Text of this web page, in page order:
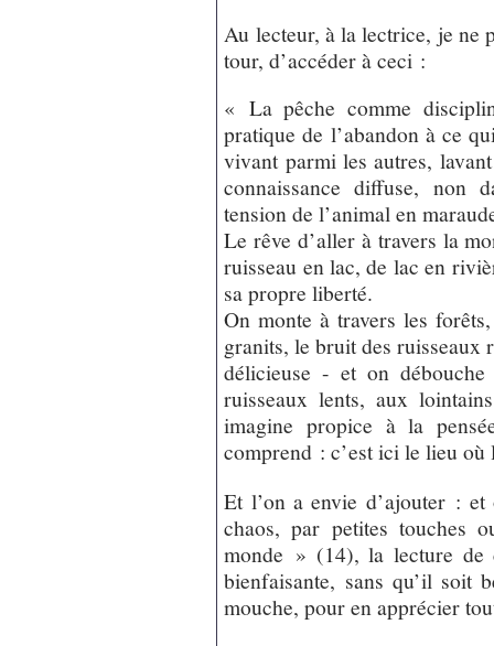
Au lecteur, à la lectrice, je ne
tour, d’accéder à ceci :
« La pêche comme
pratique de l’abandon à ce
vivant parmi les autres,
connaissance diffuse, non
tension de l’animal en
Le rêve d’aller à travers la
ruisseau en lac, de lac en
sa propre liberté.
On monte à travers les
granits, le bruit des ruisseaux
délicieuse - et on
ruisseaux lents, aux
imagine propice à la
comprend : c’est ici le lieu où
Et l’on a envie d’ajouter :
chaos, par petites touches
monde » (14), la lecture de
bienfaisante, sans qu’il soit
mouche, pour en apprécier